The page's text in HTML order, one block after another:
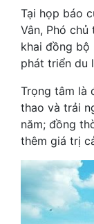
Tại họp báo
Vân, Phó
khai đồng bộ
phát triển du
Trọng tâm là
thao và trải
năm; đồng
thêm giá trị